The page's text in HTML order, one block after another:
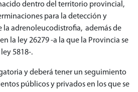
dentro del territorio provincial,
para la detección y
la adrenoleucodistrofia, además de
la ley 26279 -a la que la Provincia se
5818-.
y deberá tener un seguimiento
públicos y privados en los que se